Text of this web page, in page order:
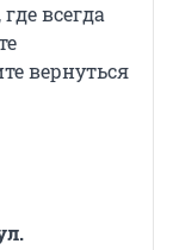
всегда
вернуться